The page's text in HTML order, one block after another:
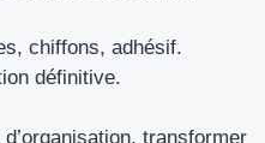
chiffons, adhésif.
définitive.
transformer